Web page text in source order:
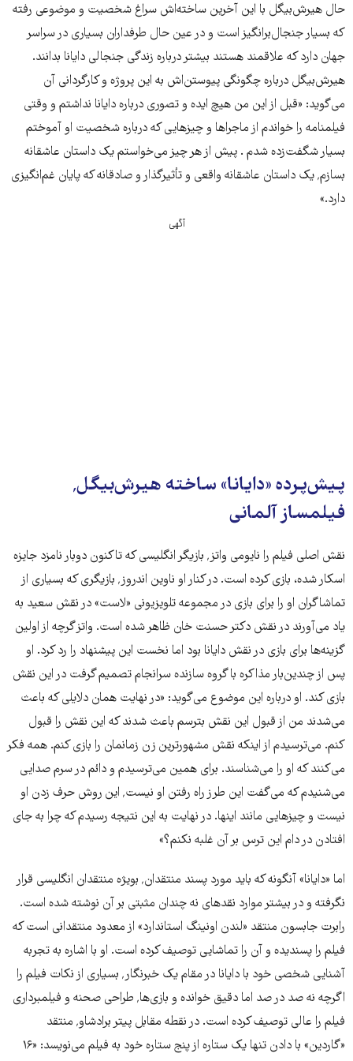
حال هیرش‌بیگل با این آخرین ساخته‌اش سراغ شخصیت و موضوعی رفته
که بسیار جنجال‌برانگیز است و در عین حال طرفداران بسیاری در سراسر
جهان دارد که علاقمند هستند بیشتر درباره زندگی جنجالی دایانا بدانند.
هیرش‌بیگل درباره چگونگی پیوستن‌اش به این پروژه و کارگردانی آن
می‌گوید: «قبل از این من هیچ ایده و تصوری درباره دایانا نداشتم و وقتی
فیلمنامه را خواندم از ماجراها و چیزهایی که درباره شخصیت او آموختم
بسیار شگفت‌زده شدم . پیش از هر چیز می‌خواستم یک داستان عاشقانه
بسازم٬ یک داستان عاشقانه واقعی و تأثیرگذار و صادقانه که پایان غم‌انگیزی
دارد.»
آگهی
پیش‌پرده «دایانا» ساخته هیرش‌بیگل٬
فیلمساز آلمانی
نقش اصلی فیلم را نايومی واتز٬ بازیگر انگلیسی که تاکنون دوبار نامزد جایزه
اسکار شده، بازی کرده است. در کنار او ناوین اندروز٬ بازیگری که بسیاری از
تماشاگران او را برای بازی در مجموعه تلویزیونی «لاست» در نقش سعید به
یاد می‌آورند در نقش دکتر حسنت خان ظاهر شده است. واتز گرچه از اولین
گزینه‌ها برای بازی در نقش دایانا بود اما نخست این پیشنهاد را رد کرد. او
پس از چندین‌بار مذاکره با گروه سازنده سرانجام تصمیم گرفت در این نقش
بازی کند. او درباره این موضوع می‌گوید: «در نهایت همان دلایلی که باعث
می‌شدند من از قبول این نقش بترسم باعث شدند که این نقش را قبول
کنم. می‌ترسیدم از اینکه نقش مشهورترین زن زمانمان را بازی کنم. همه فکر
می‌کنند که او را می‌شناسند. برای همین می‌ترسیدم و دائم در سرم صدایی
می‌شنیدم که می‌گفت این طرز راه رفتن او نیست٬ این روش حرف زدن او
نیست و چیزهایی مانند اینها. در نهایت به این نتیجه رسیدم که چرا به جای
افتادن در دام این ترس بر آن غلبه نکنم؟»
اما «دایانا» آنگونه که باید مورد پسند منتقدان٬ بویژه منتقدان انگلیسی قرار
نگرفته و در بیشتر موارد نقدهای نه چندان مثبتی بر آن نوشته شده است.
رابرت جابسون منتقد «لندن اونینگ استاندارد» از معدود منتقدانی است که
فیلم را پسندیده و آن را تماشایی توصیف کرده است. او با اشاره به تجربه
آشنایی شخصی خود با دایانا در مقام یک خبرنگار٬ بسیاری از نکات فیلم را
اگرچه نه صد در صد اما دقیق خوانده و بازی‌ها٬ طراحی صحنه و فیلمبرداری
فیلم را عالی توصیف کرده است. در نقطه مقابل پیتر برادشاو٬ منتقد
«گاردین» با دادن تنها یک ستاره از پنج ستاره خود به فیلم می‌نویسد: «۱۶